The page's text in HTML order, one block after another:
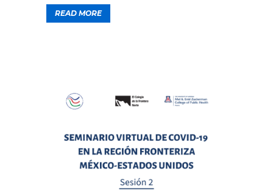
READ MORE